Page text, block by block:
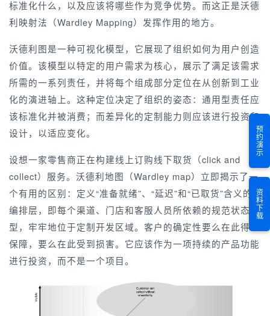
标准化什么，以及应该将哪些作为竞争优势。而这正是沃德
利映射法（Wardley Mapping）发挥作用的地方。
沃德利图是一种可视化模型，它展现了组织如何为用户创造
价值。该模型以特定的用户需求为核心，展示了满足该需求
所需的一系列责任，并将每个组成部分定位在从创新到工业
化的演进轴上。这种定位决定了组织的姿态：通用型责任应
该标准化并被消费；而差异化的定制能力则应该进行投资和
设计，以适应变化。
设想一家零售商正在构建线上订购线下取货（click and
collect）服务。沃德利地图（Wardley map）立即揭示了一
个有用的区别：定义“准备就绪”、“延迟”和“已取货”含义的
编排层，即每个渠道、门店和客服人员所依赖的规范状态模
型，牢牢地位于定制开发区域。客户的确定性要么在此得到
保障，要么在此受到损害。它应该作为一项持续的产品功能
进行投资，而不是一个项目。
预约演示
资料下载